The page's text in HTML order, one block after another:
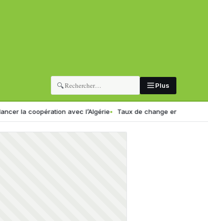
🔍 Plus
avec l’Algérie Taux de change en Algérie : voici le